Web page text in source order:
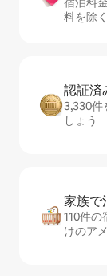
料を除く
認証済
3,330件
しょう
家族で
110件
けのア